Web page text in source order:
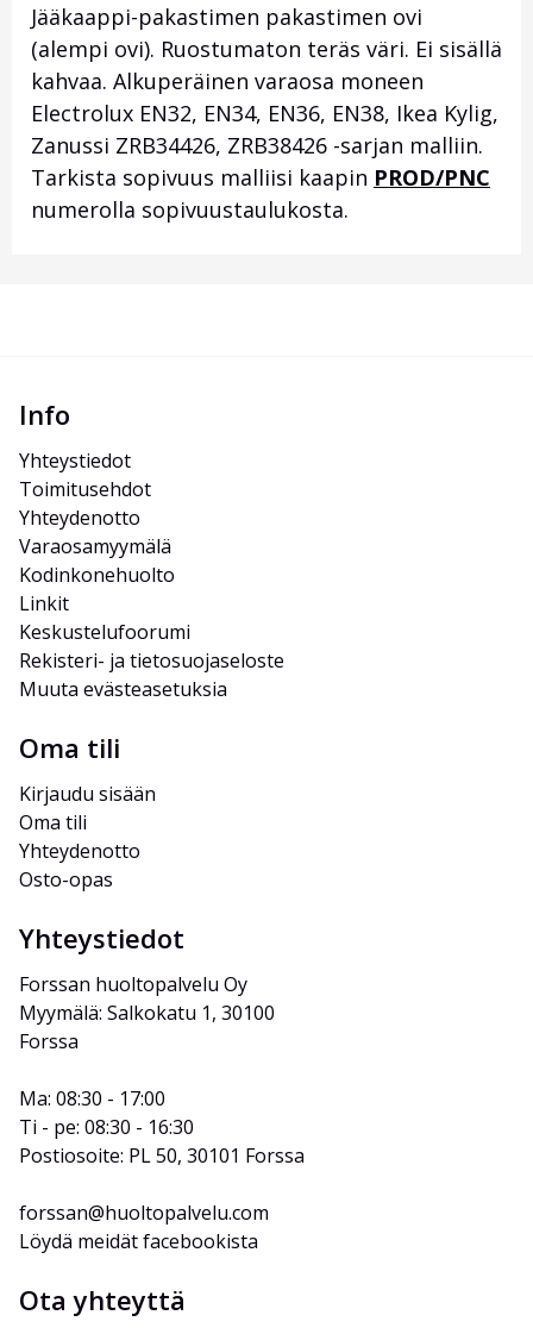
Jääkaappi-pakastimen pakastimen ovi
(alempi ovi). Ruostumaton teräs väri. Ei sisällä
kahvaa. Alkuperäinen varaosa moneen
Electrolux EN32, EN34, EN36, EN38, Ikea Kylig,
Zanussi ZRB34426, ZRB38426 -sarjan malliin.
Tarkista sopivuus malliisi kaapin PROD/PNC
numerolla sopivuustaulukosta.
Info
Yhteystiedot
Toimitusehdot
Yhteydenotto
Varaosamyymälä
Kodinkonehuolto
Linkit
Keskustelufoorumi
Rekisteri- ja tietosuojaseloste
Muuta evästeasetuksia
Oma tili
Kirjaudu sisään
Oma tili
Yhteydenotto
Osto-opas
Yhteystiedot
Forssan huoltopalvelu Oy
Myymälä: Salkokatu 1, 30100
Forssa
Ma: 08:30 - 17:00
Ti - pe: 08:30 - 16:30
Postiosoite: PL 50, 30101 Forssa
forssan@huoltopalvelu.com
Löydä meidät facebookista
Ota yhteyttä